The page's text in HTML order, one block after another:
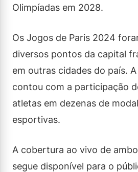
Olimpíadas em 2028.
Os Jogos de Paris 2024
diversos pontos da capital
em outras cidades do país.
contou com a participação
atletas em dezenas de
esportivas.
A cobertura ao vivo de
segue disponível para o